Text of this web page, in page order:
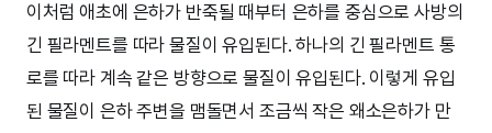
이처럼 애초에 은하가 반죽될 때부터 은하를 중심으로 사방의
긴 필라멘트를 따라 물질이 유입된다. 하나의 긴 필라멘트 통
로를 따라 계속 같은 방향으로 물질이 유입된다. 이렇게 유입
된 물질이 은하 주변을 맴돌면서 조금씩 작은 왜소은하가 만